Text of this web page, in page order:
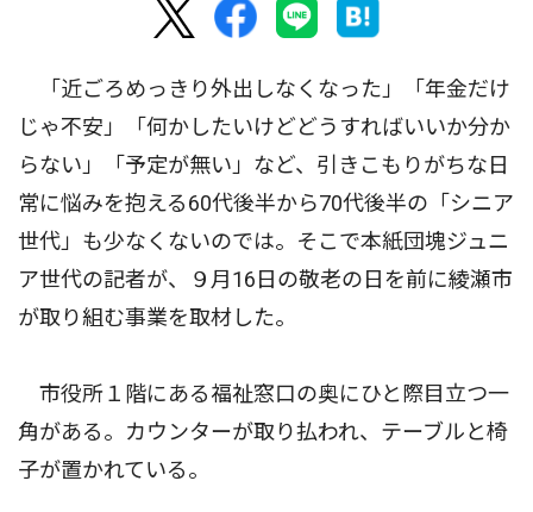
「近ごろめっきり外出しなくなった」「年金だけ
じゃ不安」「何かしたいけどどうすればいいか分か
らない」「予定が無い」など、引きこもりがちな日
常に悩みを抱える60代後半から70代後半の「シニア
世代」も少なくないのでは。そこで本紙団塊ジュニ
ア世代の記者が、９月16日の敬老の日を前に綾瀬市
が取り組む事業を取材した。
市役所１階にある福祉窓口の奥にひと際目立つ一
角がある。カウンターが取り払われ、テーブルと椅
子が置かれている。